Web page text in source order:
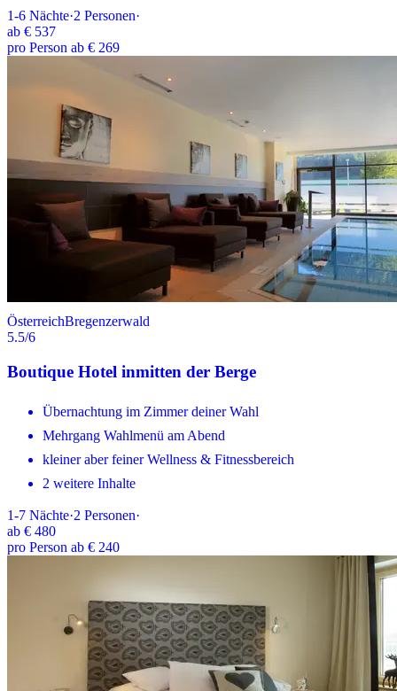
1-6 Nächte·2 Personen·
ab € 537
pro Person ab € 269
ÖsterreichBregenzerwald
5.5/6
Boutique Hotel inmitten der Berge
Übernachtung im Zimmer deiner Wahl
Mehrgang Wahlmenü am Abend
kleiner aber feiner Wellness & Fitnessbereich
2 weitere Inhalte
1-7 Nächte·2 Personen·
ab € 480
pro Person ab € 240